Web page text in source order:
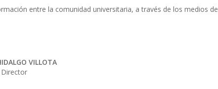
entre la comunidad universitaria, a través de los medios de
VILLOTA
Director